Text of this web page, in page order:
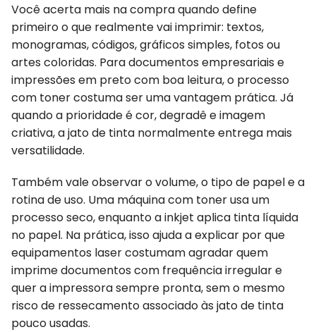
Você acerta mais na compra quando define
primeiro o que realmente vai imprimir: textos,
monogramas, códigos, gráficos simples, fotos ou
artes coloridas. Para documentos empresariais e
impressões em preto com boa leitura, o processo
com toner costuma ser uma vantagem prática. Já
quando a prioridade é cor, degradê e imagem
criativa, a jato de tinta normalmente entrega mais
versatilidade.
Também vale observar o volume, o tipo de papel e a
rotina de uso. Uma máquina com toner usa um
processo seco, enquanto a inkjet aplica tinta líquida
no papel. Na prática, isso ajuda a explicar por que
equipamentos laser costumam agradar quem
imprime documentos com frequência irregular e
quer a impressora sempre pronta, sem o mesmo
risco de ressecamento associado às jato de tinta
pouco usadas.